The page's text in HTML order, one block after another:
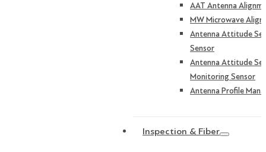
AAT Antenna
MW Microwave
Antenna Attitude
Sensor
Antenna Attitude
Monitoring Sensor
Antenna Profile
Inspection & Fiber